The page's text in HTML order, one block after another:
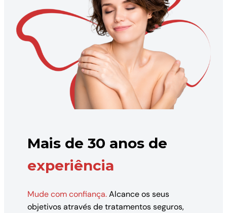
Mais de 30 anos de
experiência
Mude com confiança.Alcance os seus
objetivos através de tratamentos seguros,